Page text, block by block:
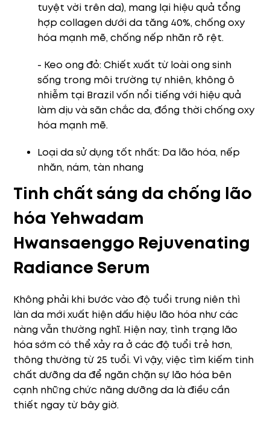
tuyệt vời trên da), mang lại hiệu quả tổng
hợp collagen dưới da tăng 40%, chống oxy
hóa mạnh mẽ, chống nếp nhăn rõ rệt.
- Keo ong đỏ: Chiết xuất từ loài ong sinh
sống trong môi trường tự nhiên, không ô
nhiễm tại Brazil vốn nổi tiếng với hiệu quả
làm dịu và săn chắc da, đồng thời chống oxy
hóa mạnh mẽ.
Loại da sử dụng tốt nhất: Da lão hóa, nếp
nhăn, nám, tàn nhang
Tinh chất sáng da chống lão
hóa Yehwadam
Hwansaenggo Rejuvenating
Radiance Serum
Không phải khi bước vào độ tuổi trung niên thì
làn da mới xuất hiện dấu hiệu lão hóa như các
nàng vẫn thường nghĩ. Hiện nay, tình trạng lão
hóa sớm có thể xảy ra ở các độ tuổi trẻ hơn,
thông thường từ 25 tuổi. Vì vậy, việc tìm kiếm tinh
chất dưỡng da để ngăn chặn sự lão hóa bên
cạnh những chức năng dưỡng da là điều cần
thiết ngay từ bây giờ.